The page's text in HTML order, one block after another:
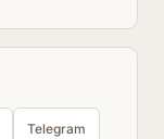
Telegram